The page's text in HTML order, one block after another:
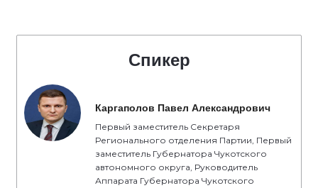
Спикер
Каргаполов Павел Александрович
Первый заместитель Секретаря
Регионального отделения Партии, Первый
заместитель Губернатора Чукотского
автономного округа, Руководитель
Аппарата Губернатора Чукотского